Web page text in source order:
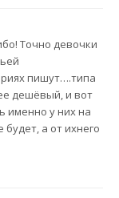
Точно девочки
пишут….типа
дешёвый, и вот
именно у них на
будет, а от ихнего